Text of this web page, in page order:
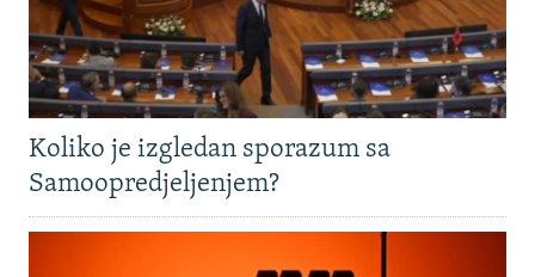
Koliko je izgledan sporazum sa
Samoopredjeljenjem?